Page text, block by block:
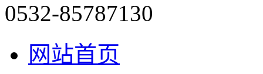
0532-85787130
网站首页